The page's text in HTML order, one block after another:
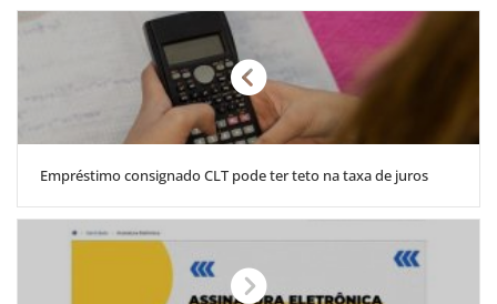
Empréstimo consignado CLT pode ter teto na taxa de juros